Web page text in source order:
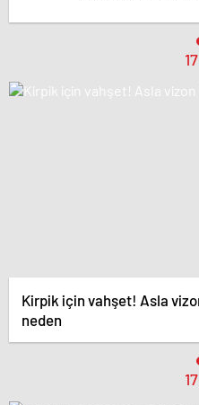
Kirpik için vahşet! Asla
neden